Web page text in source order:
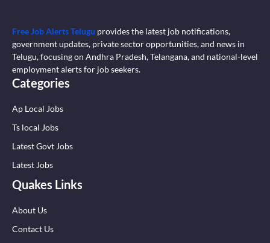
Free Job Alerts Telugu provides the latest job notifications,
government updates, private sector opportunities, and news in
Telugu, focusing on Andhra Pradesh, Telangana, and national-level
employment alerts for job seekers.
Categories
Ap Local Jobs
Ts local Jobs
Latest Govt Jobs
Latest Jobs
Quakes Links
About Us
Contact Us